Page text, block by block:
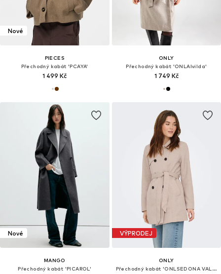
Nové
PIECES
Přechodný kabát 'PCAYA'
1 499 Kč
ONLY
Přechodný kabát 'ONLAlvilda'
1 749 Kč
Nové
MANGO
Přechodný kabát 'PICAROL'
VÝPRODEJ
ONLY
Přechodný kabát 'ONLSEDONA VALERIE'